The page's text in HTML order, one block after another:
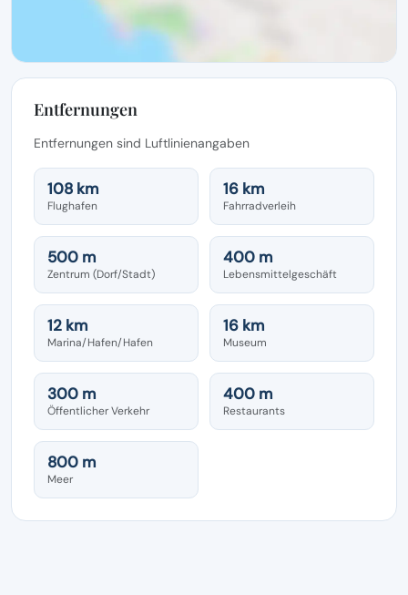
Entfernungen
Entfernungen sind Luftlinienangaben
108 km
Flughafen
16 km
Fahrradverleih
500 m
Zentrum (Dorf/Stadt)
400 m
Lebensmittelgeschäft
12 km
Marina/Hafen/Hafen
16 km
Museum
300 m
Öffentlicher Verkehr
400 m
Restaurants
800 m
Meer